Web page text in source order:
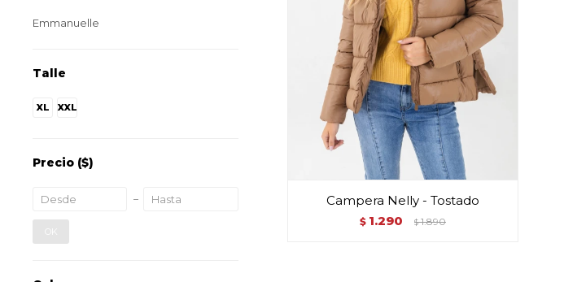
Campera Nelly - Tostado
$ 1.290 $ 1.890
Emmanuelle
Talle
XL XXL
Precio ($)
OK